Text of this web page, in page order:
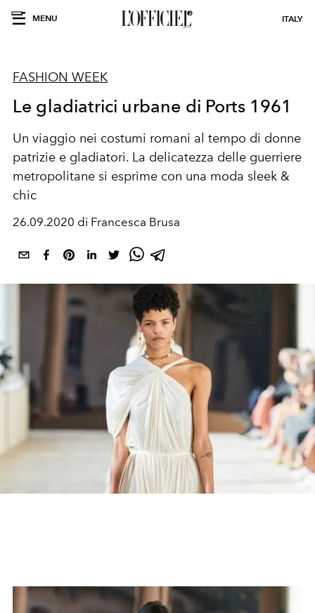
MENU ITALY
FASHION WEEK
Le gladiatrici urbane di Ports 1961
Un viaggio nei costumi romani al tempo di donne
patrizie e gladiatori. La delicatezza delle guerriere
metropolitane si esprime con una moda sleek &
chic
26.09.2020 di Francesca Brusa